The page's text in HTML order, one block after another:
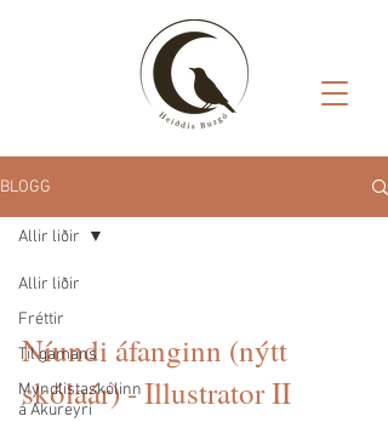
BLOGG
Allir liðir
Fréttir
Til gamans
Myndlistaskólinn
á Akureyri
Allir liðir
Níundi áfanginn (nýtt
skólaár) - Illustrator II